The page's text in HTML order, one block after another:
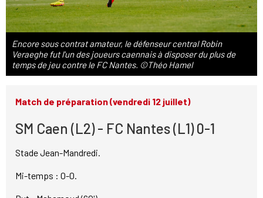
Encore sous contrat amateur, le défenseur central Robin
Veraeghe fut l'un des joueurs caennais à disposer du plus de
temps de jeu contre le FC Nantes. ©Théo Hamel
Match de préparation (vendredi 12 juillet)
SM Caen (L2) - FC Nantes (L1) 0-1
Stade Jean-Mandredi.
Mi-temps : 0-0.